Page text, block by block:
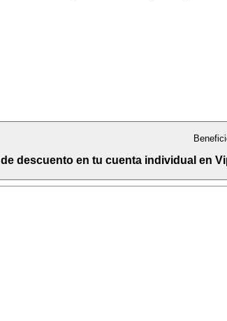
de descuento en tu cuenta individual en